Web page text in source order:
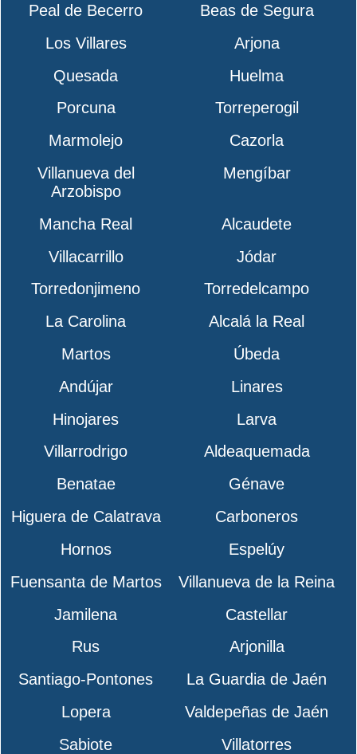
Peal de Becerro
Beas de Segura
Los Villares
Arjona
Quesada
Huelma
Porcuna
Torreperogil
Marmolejo
Cazorla
Villanueva del
Arzobispo
Mengíbar
Mancha Real
Alcaudete
Villacarrillo
Jódar
Torredonjimeno
Torredelcampo
La Carolina
Alcalá la Real
Martos
Úbeda
Andújar
Linares
Hinojares
Larva
Villarrodrigo
Aldeaquemada
Benatae
Génave
Higuera de Calatrava
Carboneros
Hornos
Espelúy
Fuensanta de Martos
Villanueva de la Reina
Jamilena
Castellar
Rus
Arjonilla
Santiago-Pontones
La Guardia de Jaén
Lopera
Valdepeñas de Jaén
Sabiote
Villatorres